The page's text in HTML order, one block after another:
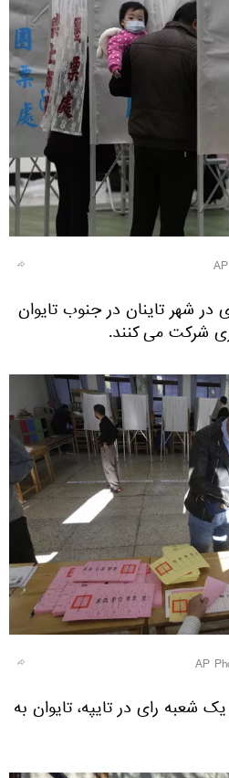
شهر تاینان در جنوب تایوان
شرکت می کنند.
شعبه رای در تایپه، تایوان به